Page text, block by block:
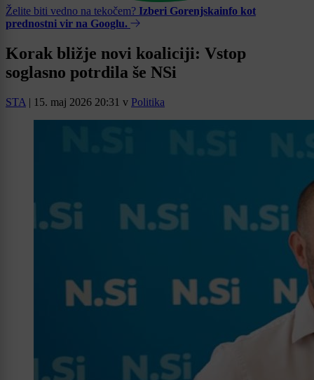
Želite biti vedno na tekočem? Izberi Gorenjskainfo kot
prednostni vir na Googlu.
Korak bližje novi koaliciji: Vstop
soglasno potrdila še NSi
STA | 15. maj 2026 20:31 v Politika